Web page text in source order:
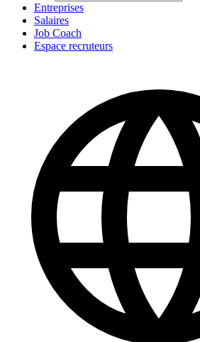
Entreprises
Salaires
Job Coach
Espace recruteurs